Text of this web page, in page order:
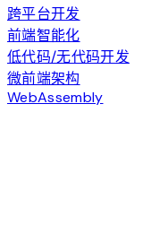
跨平台开发
前端智能化
低代码/无代码开发
微前端架构
WebAssembly